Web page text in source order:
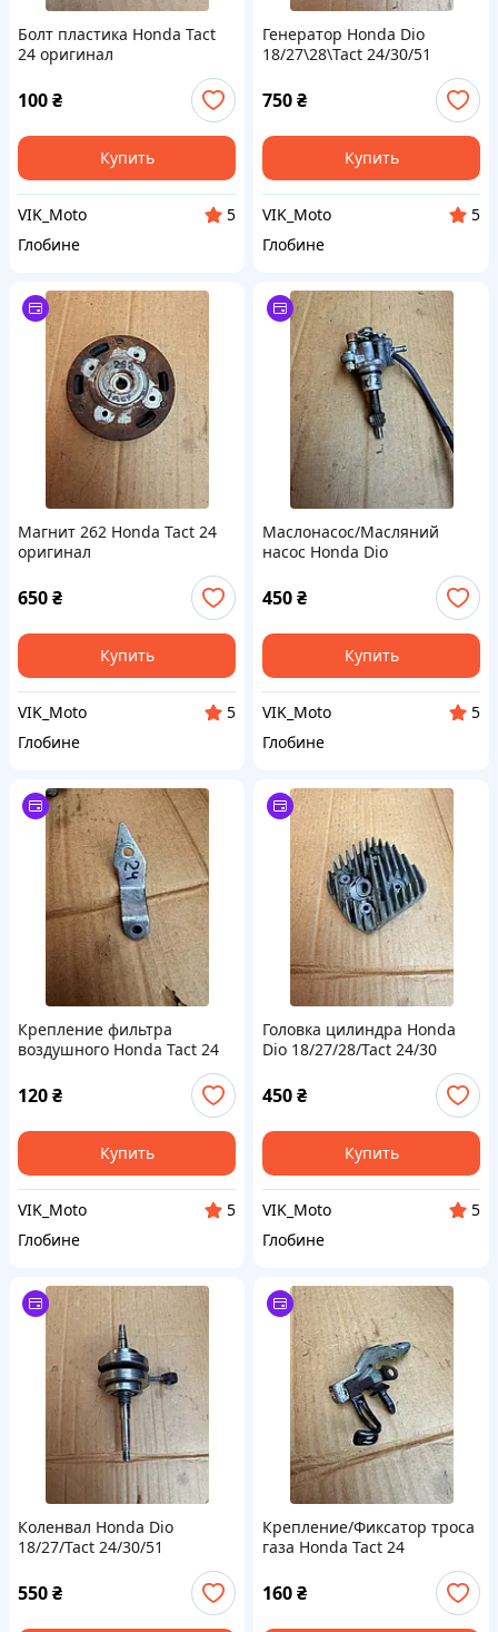
Болт пластика Honda Tact
24 оригинал
100₴
Купить
VIK_Moto
5
Глобине
Генератор Honda Dio
18/27\28\Tact 24/30/51
750₴
Купить
VIK_Moto
5
Глобине
Магнит 262 Honda Tact 24
оригинал
650₴
Купить
VIK_Moto
5
Глобине
Маслонасос/Масляний
насос Honda Dio
Оригинал
450₴
Купить
VIK_Moto
5
Глобине
Крепление фильтра
воздушного Honda Tact 24
120₴
Купить
VIK_Moto
5
Глобине
Головка цилиндра Honda
Dio 18/27/28/Tact 24/30
450₴
Купить
VIK_Moto
5
Глобине
Коленвал Honda Dio
18/27/Tact 24/30/51
550₴
Крепление/Фиксатор троса
газа Honda Tact 24
160₴